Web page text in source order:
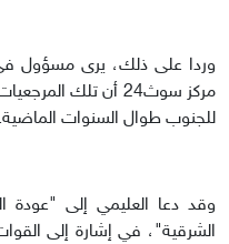
وردا على ذلك، يرى مسؤول في
مركز سوث24 أن تلك
للجنوب طوال السنوات
وقد دعا العليمي إلى "عودة
الشرقية"، في إشارة إلى